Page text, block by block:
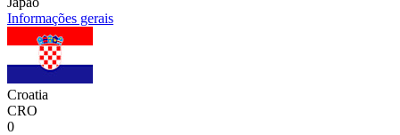
Informações gerais
Croatia
CRO
0